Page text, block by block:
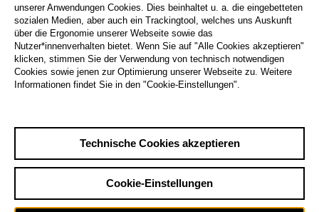
Alle Spielstätten
Alle Merkmale
Sa29.8.
Großes Haus
unserer Anwendungen Cookies. Dies beinhaltet u. a. die eingebetteten
sozialen Medien, aber auch ein Trackingtool, welches uns Auskunft
über die Ergonomie unserer Webseite sowie das
Nutzer*innenverhalten bietet. Wenn Sie auf "Alle Cookies akzeptieren"
klicken, stimmen Sie der Verwendung von technisch notwendigen
Cookies sowie jenen zur Optimierung unserer Webseite zu. Weitere
Informationen findet Sie in den "Cookie-Einstellungen".
Technische Cookies akzeptieren
Cookie-Einstellungen